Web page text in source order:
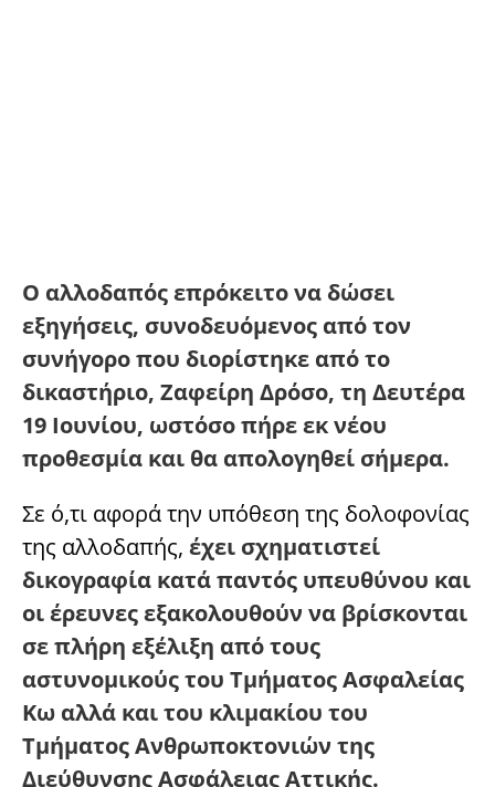
Ο αλλοδαπός επρόκειτο να δώσει
εξηγήσεις, συνοδευόμενος από τον
συνήγορο που διορίστηκε από το
δικαστήριο, Ζαφείρη Δρόσο, τη Δευτέρα
19 Ιουνίου, ωστόσο πήρε εκ νέου
προθεσμία και θα απολογηθεί σήμερα.
Σε ό,τι αφορά την υπόθεση της δολοφονίας
της αλλοδαπής, έχει σχηματιστεί
δικογραφία κατά παντός υπευθύνου και
οι έρευνες εξακολουθούν να βρίσκονται
σε πλήρη εξέλιξη από τους
αστυνομικούς του Τμήματος Ασφαλείας
Κω αλλά και του κλιμακίου του
Τμήματος Ανθρωποκτονιών της
Διεύθυνσης Ασφάλειας Αττικής.